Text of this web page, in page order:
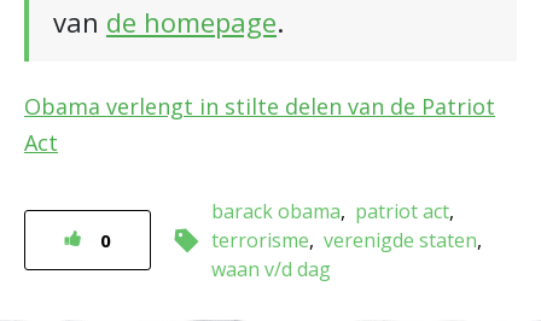
van de homepage.
Obama verlengt in stilte delen van de Patriot
Act
0
barack obama
patriot act
terrorisme verenigde staten
waan v/d dag